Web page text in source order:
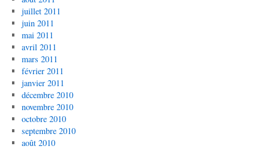
juillet 2011
juin 2011
mai 2011
avril 2011
mars 2011
février 2011
janvier 2011
décembre 2010
novembre 2010
octobre 2010
septembre 2010
août 2010